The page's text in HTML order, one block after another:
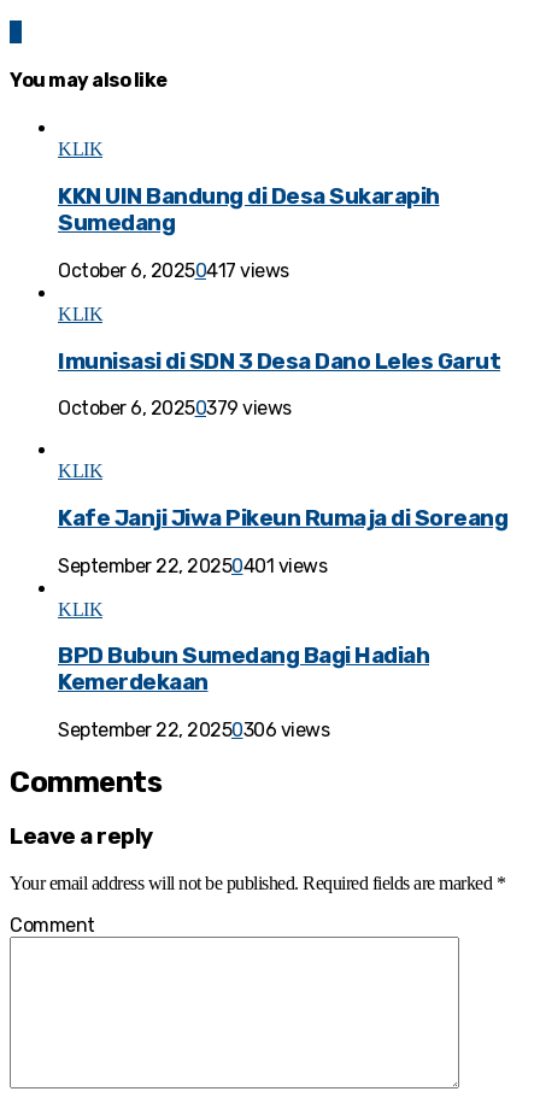
You may also like
KLIK
KKN UIN Bandung di Desa Sukarapih
Sumedang
October 6, 20250417 views
KLIK
Imunisasi di SDN 3 Desa Dano Leles Garut
October 6, 20250379 views
KLIK
Kafe Janji Jiwa Pikeun Rumaja di Soreang
September 22, 20250401 views
KLIK
BPD Bubun Sumedang Bagi Hadiah
Kemerdekaan
September 22, 20250306 views
Comments
Leave a reply
Your email address will not be published. Required fields are marked *
Comment